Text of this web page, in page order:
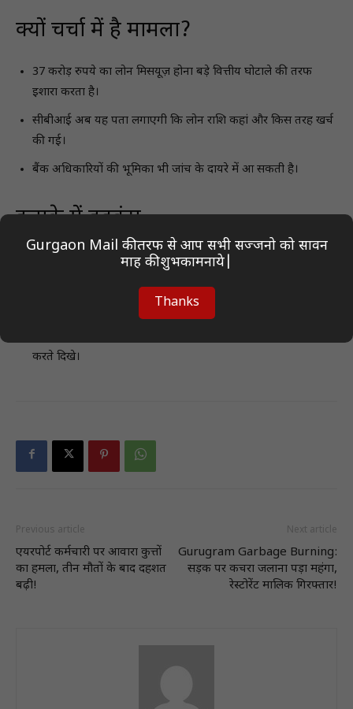
क्यों चर्चा में है मामला?
37 करोड़ रुपये का लोन मिसयूज़ होना बड़े वित्तीय घोटाले की तरफ
इशारा करता है।
सीबीआई अब यह पता लगाएगी कि लोन राशि कहां और किस तरह खर्च
की गई।
बैंक अधिकारियों की भूमिका भी जांच के दायरे में आ सकती है।
इलाके में हड़कंप
कई लोगों का कहना है कि इस तरह की कार्रवाई से बड़े घोटालों पर
छापेमारी की खबर मिलते ही इलाके में चर्चा तेज हो गई।
करते दिखे।
Previous article
एयरपोर्ट कर्मचारी पर आवारा कुत्तों
का हमला, तीन मौतों के बाद दहशत
बढ़ी!
Next article
Gurugram Garbage Burning:
सड़क पर कचरा जलाना पड़ा महंगा,
रेस्टोरेंट मालिक गिरफ्तार!
Gurgaon Mail की तरफ से आप सभी सज्जनो को सावन
माह की शुभकामनाये|
Thanks